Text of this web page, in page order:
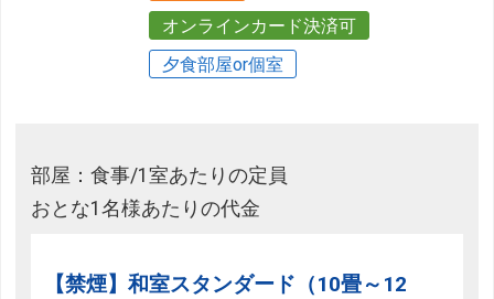
オンラインカード決済可
夕食部屋or個室
部屋：食事/1室あたりの定員
おとな1名様あたりの代金
【禁煙】和室スタンダード（10畳～12